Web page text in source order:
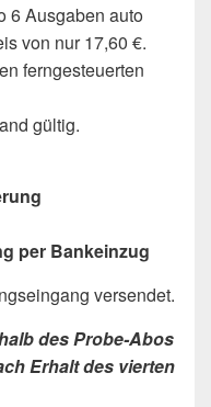
6 Ausgaben auto
von nur 17,60 €.
ferngesteuerten
gültig.
per Bankeinzug
versendet.
des Probe-Abos
Erhalt des vierten